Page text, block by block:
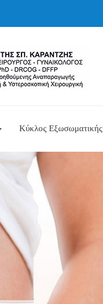
Κύκλος Εξωσωματικής